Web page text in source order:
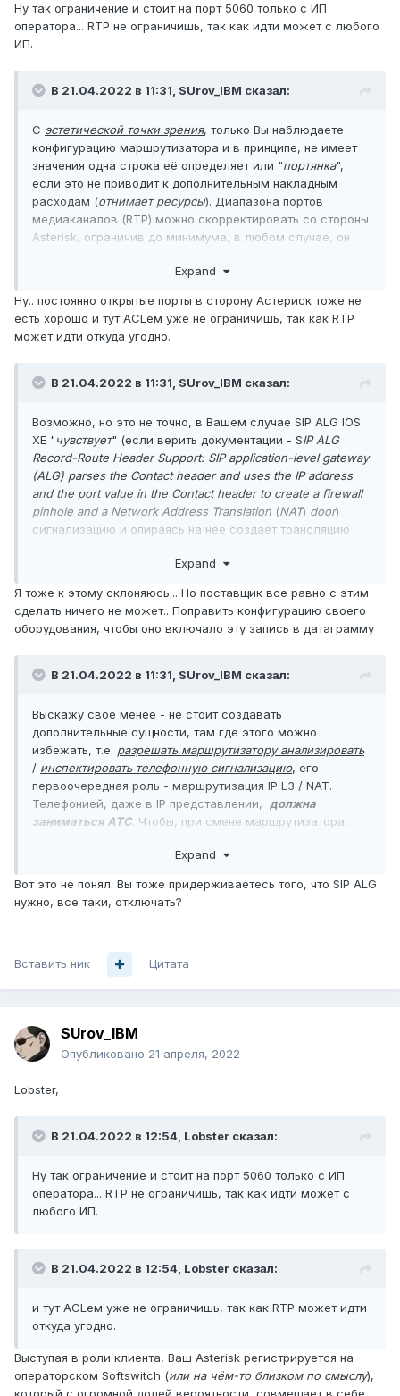
Ну так ограничение и стоит на порт 5060 только с ИП
оператора... RTP не ограничишь, так как идти может с любого
ИП.
В 21.04.2022 в 11:31, SUrov_IBM сказал:
С эстетической точки зрения, только Вы наблюдаете
конфигурацию маршрутизатора и в принципе, не имеет
значения одна строка её определяет или "портянка",
если это не приводит к дополнительным накладным
расходам (отнимает ресурсы). Диапазона портов
медиаканалов (RTP) можно скорректировать со стороны
Asterisk, ограничив до минимума, в любом случае, он
Expand
Ну.. постоянно открытые порты в сторону Астериск тоже не
есть хорошо и тут ACLем уже не ограничишь, так как RTP
может идти откуда угодно.
В 21.04.2022 в 11:31, SUrov_IBM сказал:
Возможно, но это не точно, в Вашем случае SIP ALG IOS
XE "чувствует" (если верить документации - SIP ALG
Record-Route Header Support: SIP application-level gateway
(ALG) parses the Contact header and uses the IP address
and the port value in the Contact header to create a firewall
pinhole and a Network Address Translation (NAT) door)
сигнализацию и опираясь на неё создаёт трансляцию
отсутствует, трансляция UDP портов не создаётся.
Expand
Я тоже к этому склоняюсь... Но поставщик все равно с этим
сделать ничего не может.. Поправить конфигурацию своего
оборудования, чтобы оно включало эту запись в датаграмму
В 21.04.2022 в 11:31, SUrov_IBM сказал:
Выскажу свое менее - не стоит создавать
дополнительные сущности, там где этого можно
избежать, т.е. разрешать маршрутизатору анализировать
/ инспектировать телефонную сигнализацию, его
первоочередная роль - маршрутизация IP L3 / NAT.
Телефонией, даже в IP представлении, должна
заниматься АТС. Чтобы, при смене маршрутизатора,
Expand
Вот это не понял. Вы тоже придерживаетесь того, что SIP ALG
нужно, все таки, отключать?
Вставить ник Цитата
SUrov_IBM
Опубликовано 21 апреля, 2022
Lobster,
В 21.04.2022 в 12:54, Lobster сказал:
Ну так ограничение и стоит на порт 5060 только с ИП
оператора... RTP не ограничишь, так как идти может с
любого ИП.
В 21.04.2022 в 12:54, Lobster сказал:
и тут ACLем уже не ограничишь, так как RTP может идти
откуда угодно.
Выступая в роли клиента, Ваш Asterisk регистрируется на
операторском Softswitch (или на чём-то близком по смыслу),